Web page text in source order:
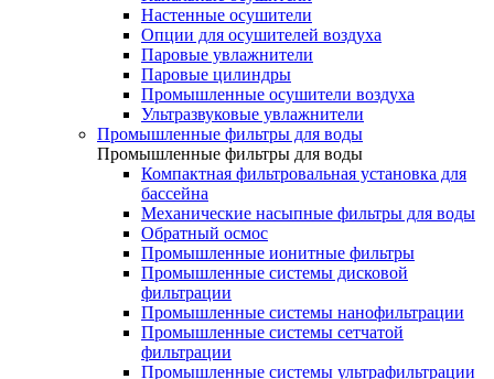
Настенные осушители
Опции для осушителей воздуха
Паровые увлажнители
Паровые цилиндры
Промышленные осушители воздуха
Ультразвуковые увлажнители
Промышленные фильтры для воды
Промышленные фильтры для воды
Компактная фильтровальная установка для
бассейна
Механические насыпные фильтры для воды
Обратный осмос
Промышленные ионитные фильтры
Промышленные системы дисковой
фильтрации
Промышленные системы нанофильтрации
Промышленные системы сетчатой
фильтрации
Промышленные системы ультрафильтрации